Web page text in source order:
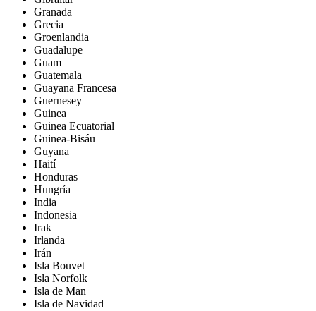
Granada
Grecia
Groenlandia
Guadalupe
Guam
Guatemala
Guayana Francesa
Guernesey
Guinea
Guinea Ecuatorial
Guinea-Bisáu
Guyana
Haití
Honduras
Hungría
India
Indonesia
Irak
Irlanda
Irán
Isla Bouvet
Isla Norfolk
Isla de Man
Isla de Navidad